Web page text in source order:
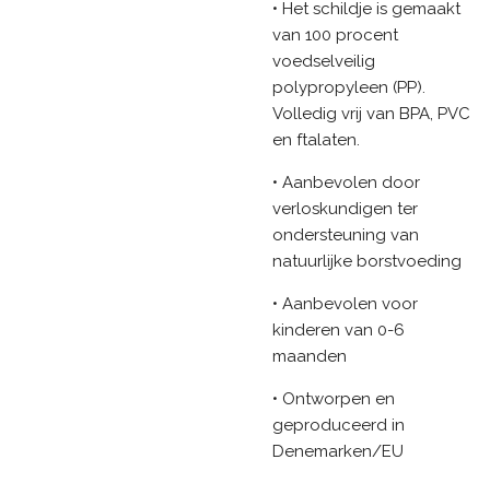
• Het schildje is gemaakt
van 100 procent
voedselveilig
polypropyleen (PP).
Volledig vrij van BPA, PVC
en ftalaten.
• Aanbevolen door
verloskundigen ter
ondersteuning van
natuurlijke borstvoeding
• Aanbevolen voor
kinderen van 0-6
maanden
• Ontworpen en
geproduceerd in
Denemarken/EU